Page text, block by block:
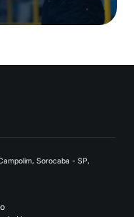
Sorocaba - SP,